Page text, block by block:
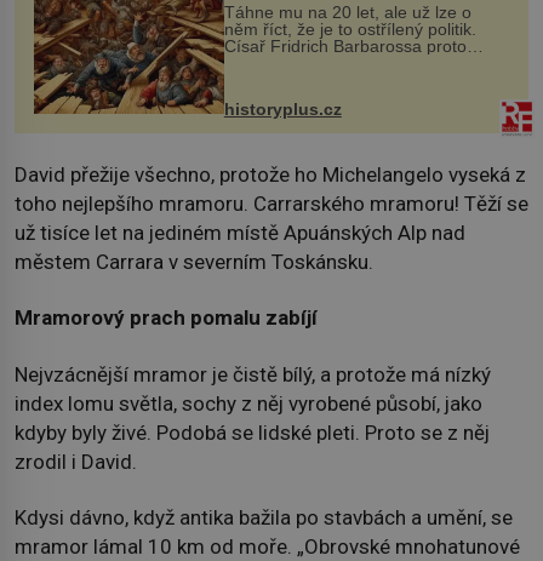
Táhne mu na 20 let, ale už lze o
něm říct, že je to ostřílený politik.
Císař Fridrich Barbarossa proto
posílá svého syna a dědice Jindřicha
VI. do Erfurtu, aby se stal
prostředníkem při řešení sporu m...
historyplus.cz
David přežije všechno, protože ho Michelangelo vyseká z
toho nejlepšího mramoru. Carrarského mramoru! Těží se
už tisíce let na jediném místě Apuánských Alp nad
městem Carrara v severním Toskánsku.
Mramorový prach pomalu zabíjí
Nejvzácnější mramor je čistě bílý, a protože má nízký
index lomu světla, sochy z něj vyrobené působí, jako
kdyby byly živé. Podobá se lidské pleti. Proto se z něj
zrodil i David.
Kdysi dávno, když antika bažila po stavbách a umění, se
mramor lámal 10 km od moře. „Obrovské mnohatunové